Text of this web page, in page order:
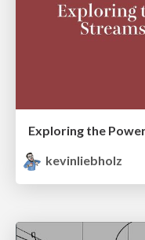
kevinliebholz